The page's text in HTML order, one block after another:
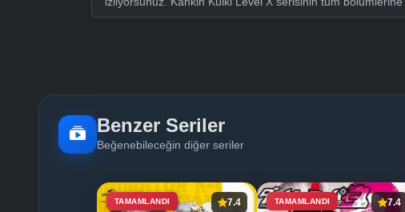
Benzer Seriler
Beğenebileceğin diğer seriler
TAMAMLANDI 7.4 TAMAMLANDI 7.4